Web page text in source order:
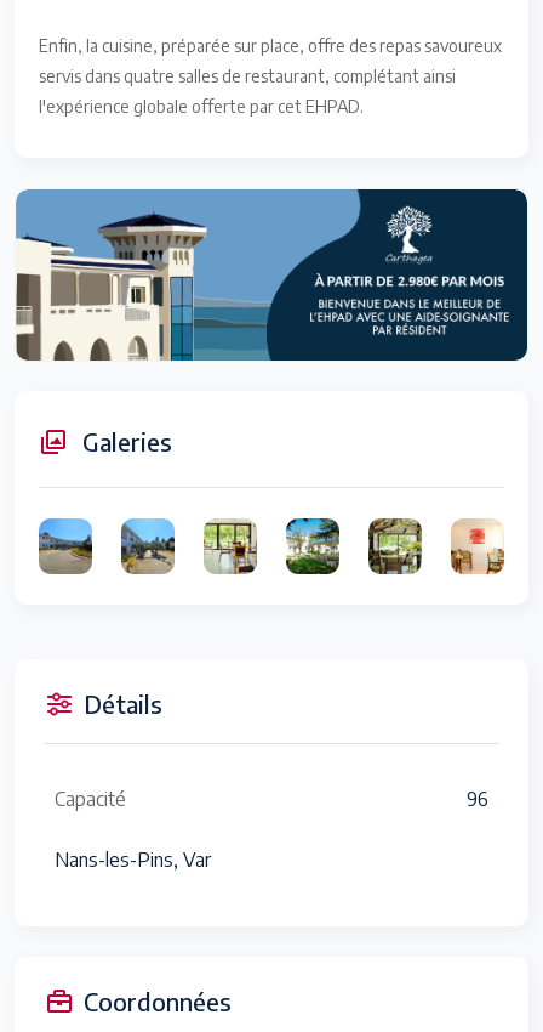
Enfin, la cuisine, préparée sur place, offre des repas savoureux
servis dans quatre salles de restaurant, complétant ainsi
l'expérience globale offerte par cet EHPAD.
Galeries
Détails
Capacité 96
Nans-les-Pins, Var
Coordonnées